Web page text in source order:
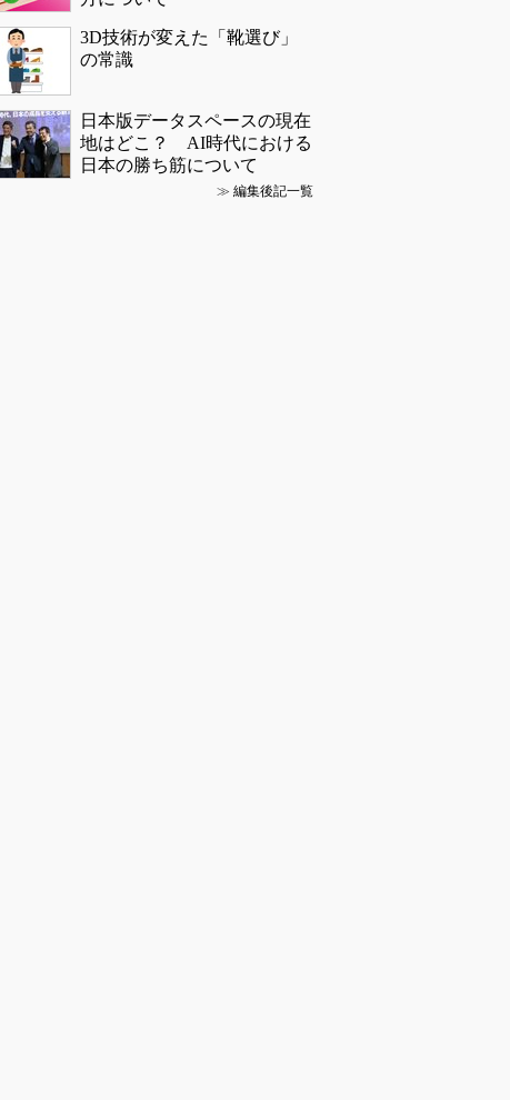
3D技術が変えた「靴選び」
の常識
日本版データスペースの現在
地はどこ？ AI時代における
日本の勝ち筋について
≫ 編集後記一覧